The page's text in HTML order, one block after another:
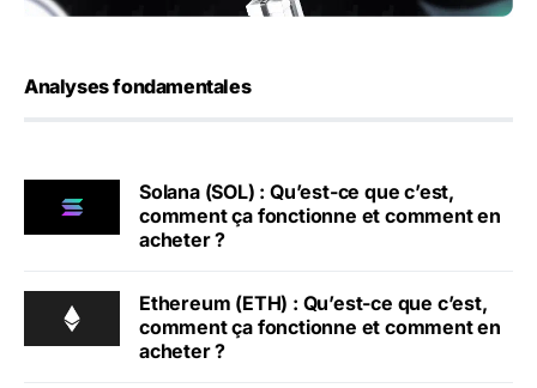
Analyses fondamentales
Solana (SOL) : Qu’est-ce que c’est,
comment ça fonctionne et comment en
acheter ?
Ethereum (ETH) : Qu’est-ce que c’est,
comment ça fonctionne et comment en
acheter ?